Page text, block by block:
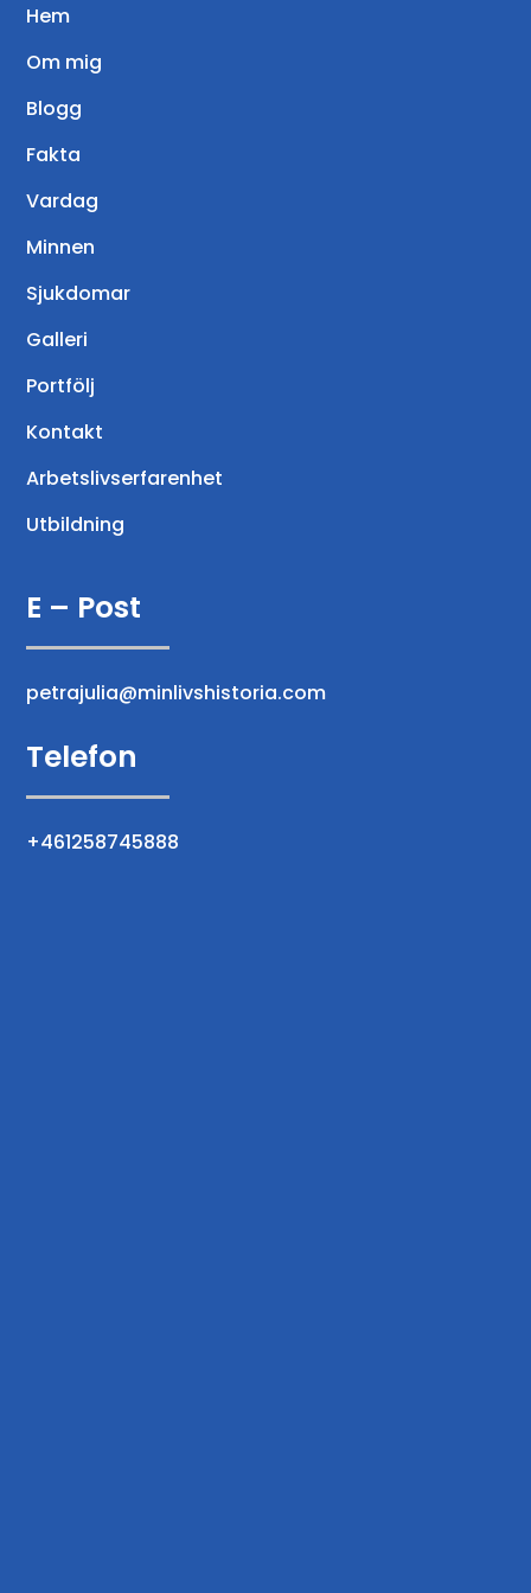
Hem
Om mig
Blogg
Fakta
Vardag
Minnen
Sjukdomar
Galleri
Portfölj
Kontakt
Arbetslivserfarenhet
Utbildning
E – Post
petrajulia@minlivshistoria.com
Telefon
+461258745888